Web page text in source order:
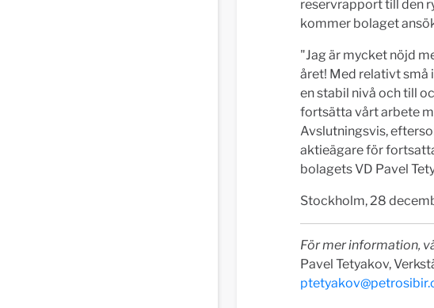
reservrapport till den
kommer bolaget
"Jag är mycket nöjd
året! Med relativt små
en stabil nivå och till
fortsätta vårt arbete
Avslutningsvis,
aktieägare för
bolagets VD Pavel
Stockholm, 28
För mer information,
Pavel Tetyakov,